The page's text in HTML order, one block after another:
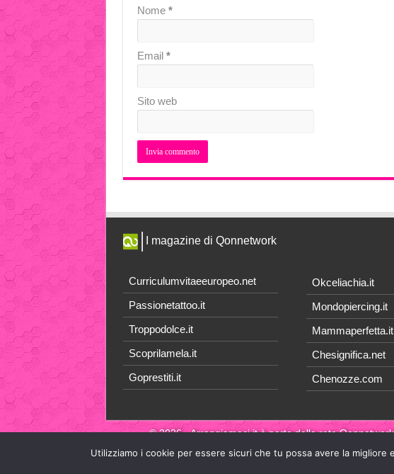
Nome *
Email *
Sito web
I magazine di Qonnetwork
Curriculumvitaeeuropeo.net
Passionetattoo.it
Troppodolce.it
Scoprilamela.it
Goprestiti.it
Okceliachia.it
Mondopiercing.it
Mammaperfetta.it
Chesignifica.net
Chenozze.com
© 2026 - Arrangiamoci.it è parte della rete
Utilizziamo i cookie per essere sicuri che tu possa avere la